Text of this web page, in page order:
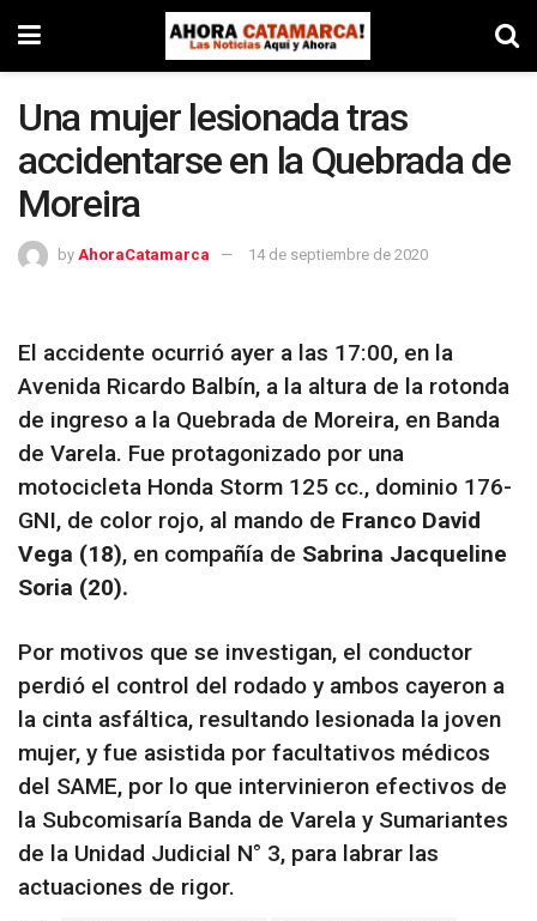
Una mujer lesionada tras
accidentarse en la Quebrada de
Moreira
by AhoraCatamarca 14 de septiembre de 2020
El accidente ocurrió ayer a las 17:00, en la
Avenida Ricardo Balbín, a la altura de la rotonda
de ingreso a la Quebrada de Moreira, en Banda
de Varela. Fue protagonizado por una
motocicleta Honda Storm 125 cc., dominio 176-
GNI, de color rojo, al mando de Franco David
Vega (18), en compañía de Sabrina Jacqueline
Soria (20).
Por motivos que se investigan, el conductor
perdió el control del rodado y ambos cayeron a
la cinta asfáltica, resultando lesionada la joven
mujer, y fue asistida por facultativos médicos
del SAME, por lo que intervinieron efectivos de
la Subcomisaría Banda de Varela y Sumariantes
de la Unidad Judicial N° 3, para labrar las
actuaciones de rigor.